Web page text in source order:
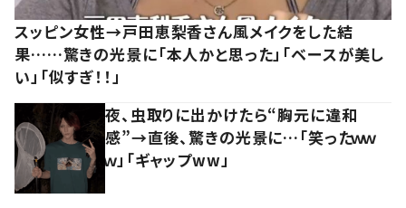
スッピン女性→戸田恵梨香さん風メイクをした結
果……驚きの光景に「本人かと思った」「ベースが美し
い」「似すぎ！！」
夜、虫取りに出かけたら“胸元に違和
感”→直後、驚きの光景に…「笑ったｗｗ
ｗ」「ギャップww」